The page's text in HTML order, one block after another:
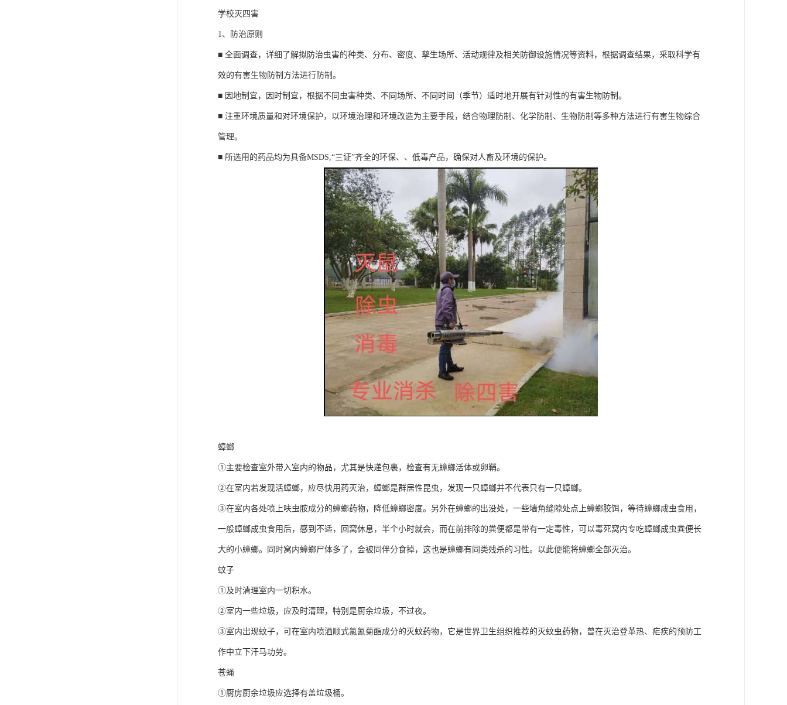
学校灭四害
1、防治原则
■ 全面调查，详细了解拟防治虫害的种类、分布、密度、孳生场所、活动规律及相关防御设施情况等资料，根据调查结果，采取科学有
效的有害生物防制方法进行防制。
■ 因地制宜，因时制宜，根据不同虫害种类、不同场所、不同时间（季节）适时地开展有针对性的有害生物防制。
■ 注重环境质量和对环境保护，以环境治理和环境改造为主要手段，结合物理防制、化学防制、生物防制等多种方法进行有害生物综合
管理。
■ 所选用的药品均为具备MSDS,“三证”齐全的环保、、低毒产品，确保对人畜及环境的保护。
蟑螂
①主要检查室外带入室内的物品，尤其是快递包裹，检查有无蟑螂活体或卵鞘。
②在室内若发现活蟑螂，应尽快用药灭治，蟑螂是群居性昆虫，发现一只蟑螂并不代表只有一只蟑螂。
③在室内各处喷上呋虫胺成分的蟑螂药物，降低蟑螂密度。另外在蟑螂的出没处，一些墙角缝隙处点上蟑螂胶饵，等待蟑螂成虫食用，
一般蟑螂成虫食用后，感到不适，回窝休息，半个小时就会，而在前排除的粪便都是带有一定毒性，可以毒死窝内专吃蟑螂成虫粪便长
大的小蟑螂。同时窝内蟑螂尸体多了，会被同伴分食掉，这也是蟑螂有同类残杀的习性。以此便能将蟑螂全部灭治。
蚊子
①及时清理室内一切积水。
②室内一些垃圾，应及时清理，特别是厨余垃圾，不过夜。
③室内出现蚊子，可在室内喷洒顺式氯氰菊酯成分的灭蚊药物，它是世界卫生组织推荐的灭蚊虫药物，曾在灭治登革热、疟疾的预防工
作中立下汗马功劳。
苍蝇
①厨房厨余垃圾应选择有盖垃圾桶。